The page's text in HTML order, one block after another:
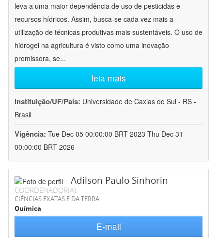
leva a uma maior dependência de uso de pesticidas e
recursos hídricos. Assim, busca-se cada vez mais a
utilização de técnicas produtivas mais sustentáveis. O uso de
hidrogel na agricultura é visto como uma inovação
promissora, se...
leia mais
Instituição/UF/País: Universidade de Caxias do Sul - RS -
Brasil
Vigência: Tue Dec 05 00:00:00 BRT 2023-Thu Dec 31
00:00:00 BRT 2026
Adilson Paulo Sinhorin
COORDENADOR(A)
CIÊNCIAS EXATAS E DA TERRA
Química
E-mail